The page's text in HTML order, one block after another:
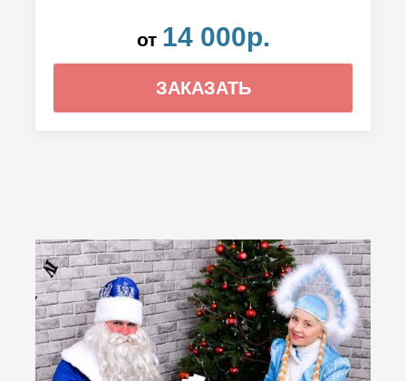
от 14 000р.
ЗАКАЗАТЬ